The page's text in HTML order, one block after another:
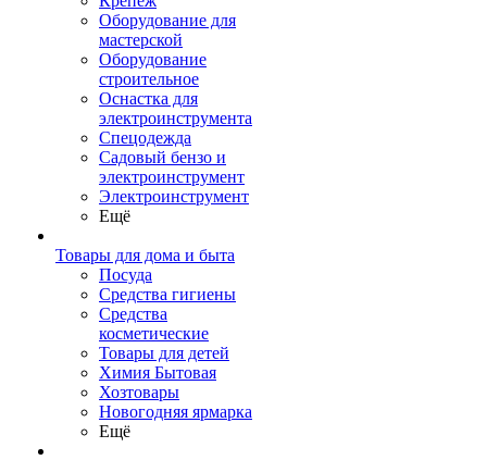
Оборудование для
мастерской
Оборудование
строительное
Оснастка для
электроинструмента
Спецодежда
Садовый бензо и
электроинструмент
Электроинструмент
Ещё
Товары для дома и быта
Посуда
Средства гигиены
Средства
косметические
Товары для детей
Химия Бытовая
Хозтовары
Новогодняя ярмарка
Ещё